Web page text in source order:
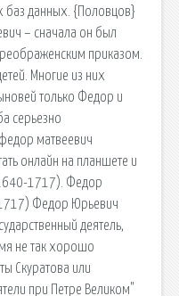
баз данных. {Половцов}
– сначала он был
приказом.
Многие из них
только Федор и
серьезно
матвеевич
онлайн на планшете и
1717). Федор
Федор Юрьевич
деятель,
не так хорошо
Скуратова или
при Петре Великом"